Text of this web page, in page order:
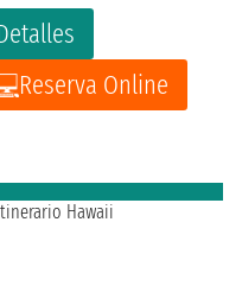
Reserva Online